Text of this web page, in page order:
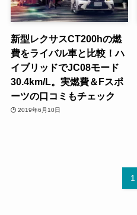
新型レクサスCT200hの燃
費をライバル車と比較！ハ
イブリッドでJC08モード
30.4km/L。実燃費＆Fスポ
ーツの口コミもチェック
2019年6月10日
1